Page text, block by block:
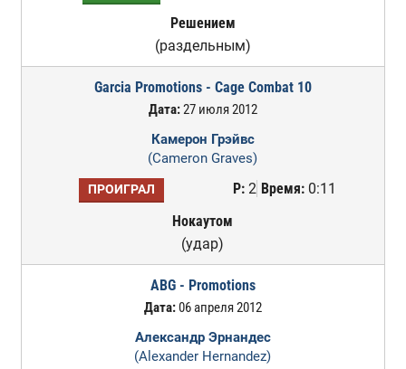
Решением
(раздельным)
Garcia Promotions - Cage Combat 10
Дата:27 июля 2012
Камерон Грэйвс
(Cameron Graves)
ПРОИГРАЛ Р:2 Время:0:11
Нокаутом
(удар)
ABG - Promotions
Дата:06 апреля 2012
Александр Эрнандес
(Alexander Hernandez)